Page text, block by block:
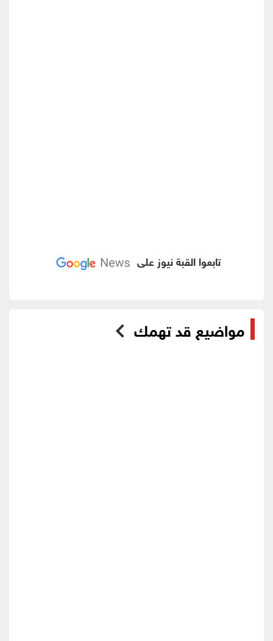
تابعوا القبة نيوز على
مواضيع قد تهمك